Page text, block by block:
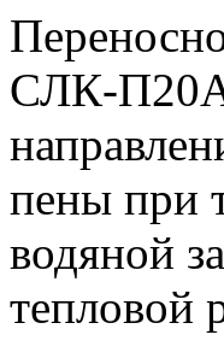
СЛК-П20А
пены при
водяной
тепловой